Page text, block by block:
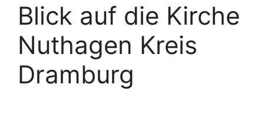
Blick auf die Kirche
Nuthagen Kreis
Dramburg